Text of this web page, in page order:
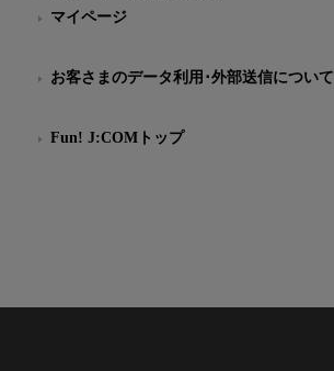
マイページ
お客さまのデータ利用･外部送信について
Fun! J:COMトップ